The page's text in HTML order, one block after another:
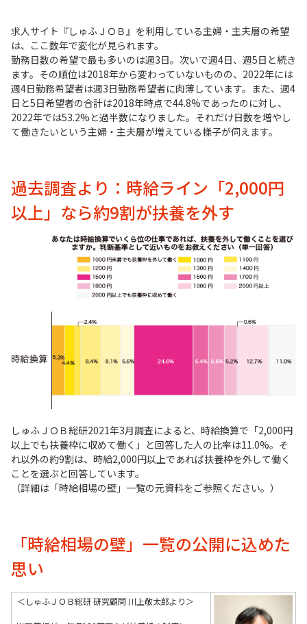
求人サイト『しゅふＪＯＢ』を利用している主婦・主夫層の希望
は、ここ数年で変化が見られます。
勤務日数の希望で最も多いのは週3日。次いで週4日、週5日と続き
ます。その順位は2018年から変わっていないものの、2022年には
週4日勤務希望者は週3日勤務希望者に肉薄しています。また、週4
日と5日希望者の合計は2018年時点で44.8%であったのに対し、
2022年では53.2%と過半数になりました。それだけ日数を増やし
て働きたいという主婦・主夫層が増えている様子が伺えます。
過去調査より：時給ライン「2,000円
以上」なら約9割が扶養を外す
しゅふＪＯＢ総研2021年3月調査によると、時給換算で「2,000円
以上でも扶養枠に収めて働く」と回答した人の比率は11.0%。そ
れ以外の約9割は、時給2,000円以上であれば扶養枠を外して働く
ことを選ぶと回答しています。
（詳細は「時給相場の壁」一覧の元資料をご参照ください。）
「時給相場の壁」一覧の公開に込めた
思い
＜しゅふＪＯＢ総研 研究顧問 川上敬太郎より＞